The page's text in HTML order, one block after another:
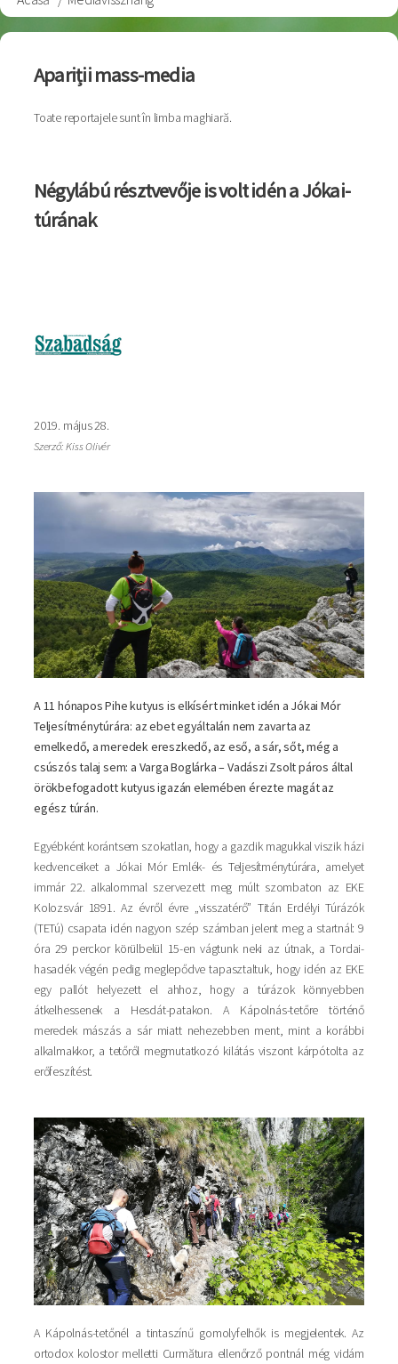
Breadcrumb
Apariții mass-media
Toate reportajele sunt în limba maghiară.
Négylábú résztvevője is volt idén a Jókai-
túrának
2019. május 28.
Szerző: Kiss Olivér
A 11 hónapos Pihe kutyus is elkísért minket idén a Jókai Mór
Teljesítménytúrára: az ebet egyáltalán nem zavarta az
emelkedő, a meredek ereszkedő, az eső, a sár, sőt, még a
csúszós talaj sem: a Varga Boglárka – Vadászi Zsolt páros által
örökbefogadott kutyus igazán elemében érezte magát az
egész túrán.
Egyébként korántsem szokatlan, hogy a gazdik magukkal viszik házi
kedvenceiket a Jókai Mór Emlék- és Teljesítménytúrára, amelyet
immár 22. alkalommal szervezett meg múlt szombaton az EKE
Kolozsvár 1891. Az évről évre „visszatérő” Titán Erdélyi Túrázók
(TETú) csapata idén nagyon szép számban jelent meg a startnál: 9
óra 29 perckor körülbelül 15-en vágtunk neki az útnak, a Tordai-
hasadék végén pedig meglepődve tapasztaltuk, hogy idén az EKE
egy pallót helyezett el ahhoz, hogy a túrázok könnyebben
átkelhessenek a Hesdát-patakon. A Kápolnás-tetőre történő
meredek mászás a sár miatt nehezebben ment, mint a korábbi
alkalmakkor, a tetőről megmutatkozó kilátás viszont kárpótolta az
erőfeszítést.
A Kápolnás-tetőnél a tintaszínű gomolyfelhők is megjelentek. Az
ortodox kolostor melletti Curmătura ellenőrző pontnál még vidám